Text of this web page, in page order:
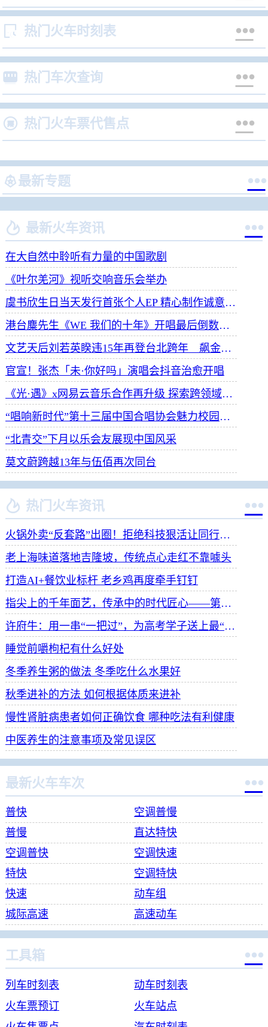
 热门火车时刻表 
 热门车次查询 
 热门火车票代售点 
最新专题 
 最新火车资讯 
在大自然中聆听有力量的中国歌剧
《叶尔羌河》视听交响音乐会举办
虞书欣生日当天发行首张个人EP 精心制作诚意满满
港台麋先生《WE 我们的十年》开唱最后倒数 惊喜释出10周年纪念单曲宠粉
文艺天后刘若英睽违15年再登台北跨年 飙金嗓演唱经典招牌歌掀回忆杀
官宣！张杰「未·你好吗」演唱会抖音治愈开唱
《光·遇》x网易云音乐合作再升级 探索跨领域社交新体验
“唱响新时代”第十三届中国合唱协会魅力校园合唱展演开幕
“北青交”下月以乐会友展现中国风采
莫文蔚跨越13年与伍佰再次同台
 热门火车资讯 
火锅外卖“反套路”出圈！拒绝科技狠活让同行颤抖
老上海味道落地吉隆坡，传统点心走红不靠噱头
打造AI+餐饮业标杆 老乡鸡再度牵手钉钉
指尖上的千年面艺，传承中的时代匠心——第八届“安琪酵母杯”中华发酵面食大赛武汉赛区开赛
许府牛：用一串“一把过”，为高考学子送上最“牛”祝福
睡觉前嚼枸杞有什么好处
冬季养生粥的做法 冬季吃什么水果好
秋季进补的方法 如何根据体质来进补
慢性肾脏病患者如何正确饮食 哪种吃法有利健康
中医养生的注意事项及常见误区
最新火车车次 
普快
空调普慢
普慢
直达特快
空调普快
空调快速
特快
空调特快
快速
动车组
城际高速
高速动车
工具箱 
列车时刻表
动车时刻表
火车票预订
火车站点